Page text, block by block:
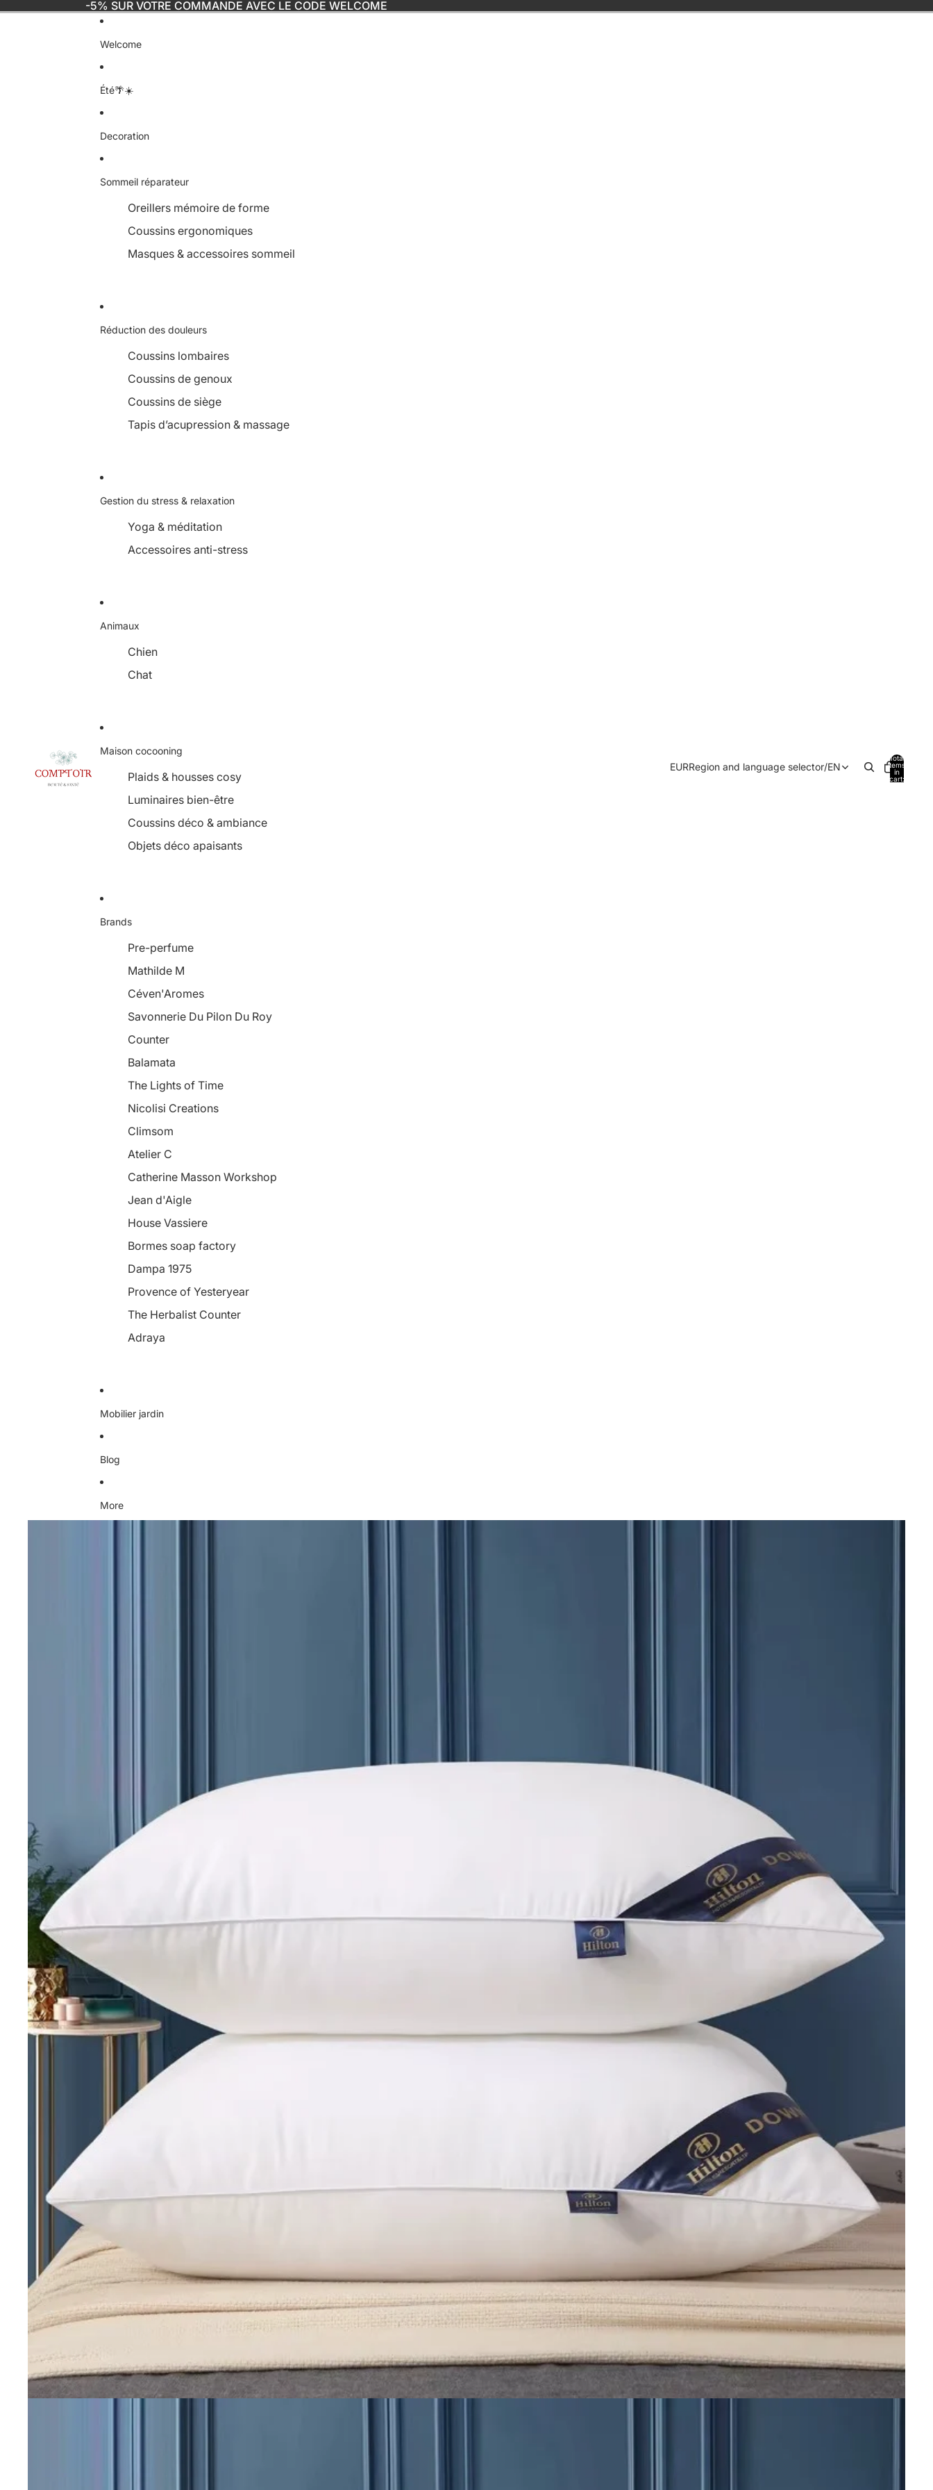
-5% SUR VOTRE COMMANDE AVEC LE CODE WELCOME
Welcome
Été🌴☀️
Decoration
Sommeil réparateur
Oreillers mémoire de forme
Coussins ergonomiques
Masques & accessoires sommeil
Réduction des douleurs
Coussins lombaires
Coussins de genoux
Coussins de siège
Tapis d’acupression & massage
Gestion du stress & relaxation
Yoga & méditation
Accessoires anti-stress
Animaux
Chien
Chat
Maison cocooning
Plaids & housses cosy
Luminaires bien-être
Coussins déco & ambiance
Objets déco apaisants
Brands
Pre-perfume
Mathilde M
Céven'Aromes
Savonnerie Du Pilon Du Roy
Counter
Balamata
The Lights of Time
Nicolisi Creations
Climsom
Atelier C
Catherine Masson Workshop
Jean d'Aigle
House Vassiere
Bormes soap factory
Dampa 1975
Provence of Yesteryear
The Herbalist Counter
Adraya
Mobilier jardin
Blog
More
EURRegion and language selector/EN
Total
items
in
cart: